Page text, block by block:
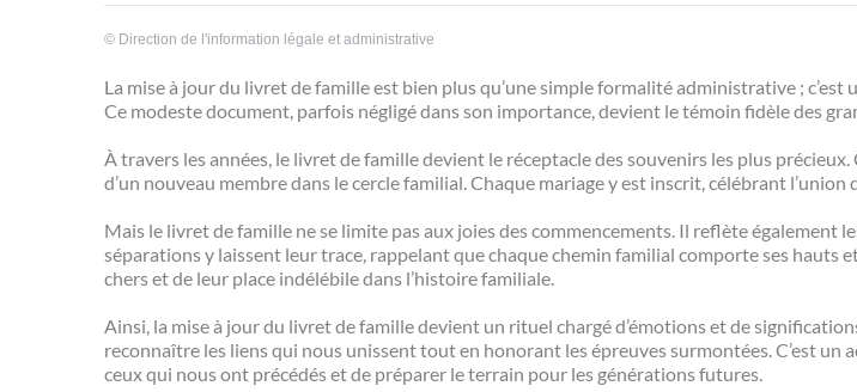
© Direction de l'information légale et administrative
La mise à jour du livret de famille est bien plus qu’une simple formalité administrative ;
Ce modeste document, parfois négligé dans son importance, devient le témoin fidèle des
À travers les années, le livret de famille devient le réceptacle des souvenirs les plus
d’un nouveau membre dans le cercle familial. Chaque mariage y est inscrit, célébrant
Mais le livret de famille ne se limite pas aux joies des commencements. Il reflète également
séparations y laissent leur trace, rappelant que chaque chemin familial comporte ses hauts
chers et de leur place indélébile dans l’histoire familiale.
Ainsi, la mise à jour du livret de famille devient un rituel chargé d’émotions et de
reconnaître les liens qui nous unissent tout en honorant les épreuves surmontées. C’est
ceux qui nous ont précédés et de préparer le terrain pour les générations futures.